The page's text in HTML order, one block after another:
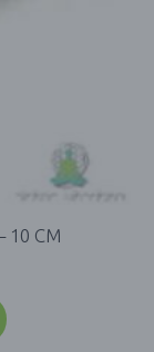
10 CM